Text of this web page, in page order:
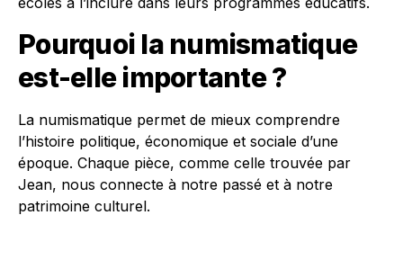
Pourquoi la numismatique
est-elle importante ?
La numismatique permet de mieux comprendre
l’histoire politique, économique et sociale d’une
époque. Chaque pièce, comme celle trouvée par
Jean, nous connecte à notre passé et à notre
patrimoine culturel.